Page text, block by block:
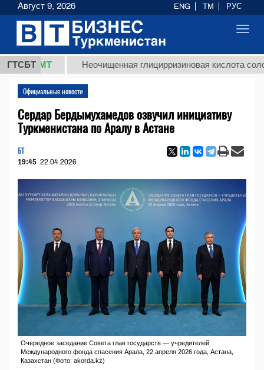
ГТСБТ
ТМТ Неочищенная глицирризиновая кислота
Официальные новости
Сердар Бердымухамедов озвучил инициативу
Туркменистана по Аралу в Астане
БТ
19:45 22.04.2026
Очередное заседание Совета глав государств — учредителей
Международного фонда спасения Арала, 22 апреля 2026 года, Астана,
Казахстан (Фото: akorda.kz)
Август 9, 2026 ENG TM РУС